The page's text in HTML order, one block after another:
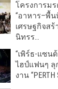
โครงการม
“อาหาร–พื้
เศรษฐกิจสร้
นิทรร...
“เพิร์ธ-แซน
ไฮป์แฟนๆ ลุ
งาน “PERTH